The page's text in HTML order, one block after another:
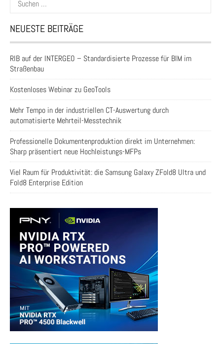
nach:
NEUESTE BEITRÄGE
RIB auf der INTERGEO – Standardisierte Prozesse für BIM im
Straßenbau
Kostenloses Webinar zu GeoTools
Mehr Tempo in der industriellen CT-Auswertung durch
automatisierte Mehrteil-Messtechnik
Professionelle Dokumentenproduktion direkt im Unternehmen:
Sharp präsentiert neue Hochleistungs-MFPs
Viel Raum für Produktivität: die Samsung Galaxy ZFold8 Ultra und
Fold8 Enterprise Edition